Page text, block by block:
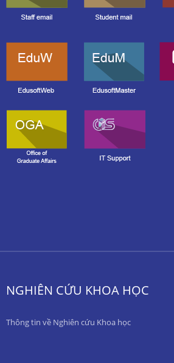
NGHIÊN CỨU KHOA HỌC
Thông tin về Nghiên cứu Khoa học